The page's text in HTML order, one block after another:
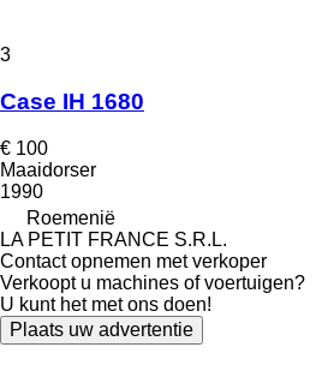
3
Case IH 1680
€ 100
Maaidorser
1990
Roemenië
LA PETIT FRANCE S.R.L.
Contact opnemen met verkoper
Verkoopt u machines of voertuigen?
U kunt het met ons doen!
Plaats uw advertentie